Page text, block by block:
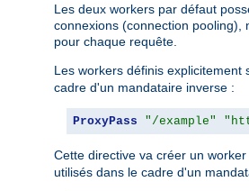
Les deux workers par défaut
connexions (connection pooling),
pour chaque requête.
Les workers définis
cadre d'un mandataire inverse :
ProxyPass "/example"
Cette directive va créer un
utilisés dans le cadre d'un